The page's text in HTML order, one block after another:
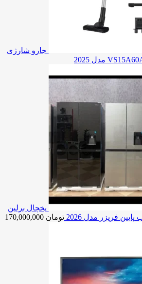
جارو شارژی
یخچال برلین
تومان